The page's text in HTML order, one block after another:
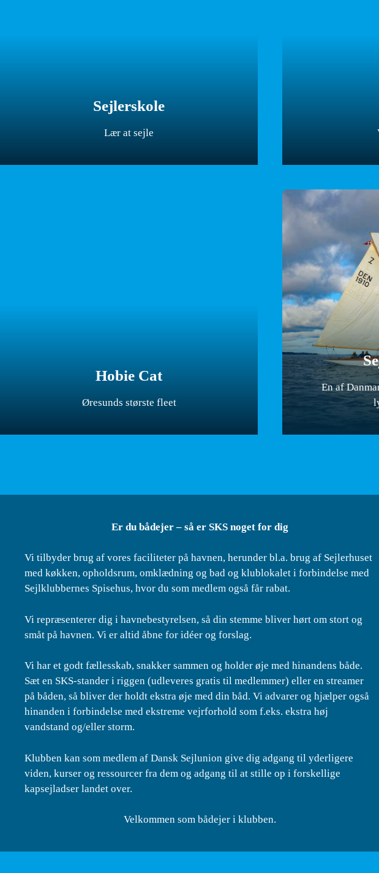
Sejlerskole
Lær at sejle
Hobie Cat
Øresunds største fleet
En af
Er du bådejer – så er SKS noget for dig
Vi tilbyder brug af vores faciliteter på havnen, herunder bl.a. brug af Sejlerhuset
med køkken, opholdsrum, omklædning og bad og klublokalet i forbindelse med
Sejlklubbernes Spisehus, hvor du som medlem også får rabat.
Vi repræsenterer dig i havnebestyrelsen, så din stemme bliver hørt om stort og
småt på havnen. Vi er altid åbne for idéer og forslag.
Vi har et godt fællesskab, snakker sammen og holder øje med hinandens både.
Sæt en SKS-stander i riggen (udleveres gratis til medlemmer) eller en streamer
på båden, så bliver der holdt ekstra øje med din båd. Vi advarer og hjælper også
hinanden i forbindelse med ekstreme vejrforhold som f.eks. ekstra høj
vandstand og/eller storm.
Klubben kan som medlem af Dansk Sejlunion give dig adgang til yderligere
viden, kurser og ressourcer fra dem og adgang til at stille op i forskellige
kapsejladser landet over.
Velkommen som bådejer i klubben.